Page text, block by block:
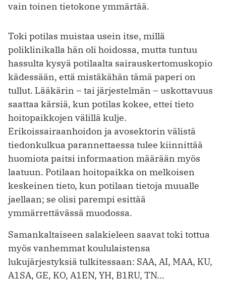
vain toinen tietokone ymmärtää.
Toki potilas muistaa usein itse, millä
poliklinikalla hän oli hoidossa, mutta tuntuu
hassulta kysyä potilaalta sairauskertomuskopio
kädessään, että mistäkähän tämä paperi on
tullut. Lääkärin – tai järjestelmän – uskottavuus
saattaa kärsiä, kun potilas kokee, ettei tieto
hoitopaikkojen välillä kulje.
Erikoissairaanhoidon ja avosektorin välistä
tiedonkulkua parannettaessa tulee kiinnittää
huomiota paitsi informaation määrään myös
laatuun. Potilaan hoitopaikka on melkoisen
keskeinen tieto, kun potilaan tietoja muualle
jaellaan; se olisi parempi esittää
ymmärrettävässä muodossa.
Samankaltaiseen salakieleen saavat toki tottua
myös vanhemmat koululaistensa
lukujärjestyksiä tulkitessaan: SAA, AI, MAA, KU,
A1SA, GE, KO, A1EN, YH, B1RU, TN…